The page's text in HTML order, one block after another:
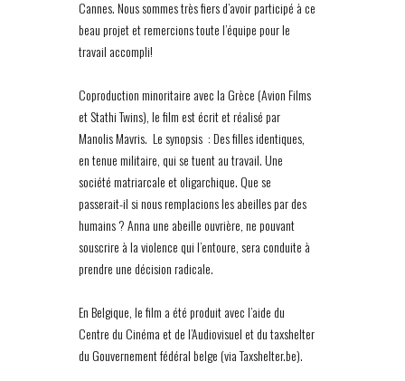
Cannes. Nous sommes très fiers d’avoir participé à ce
beau projet et remercions toute l’équipe pour le
travail accompli!
Coproduction minoritaire avec la Grèce (Avion Films
et Stathi Twins), le film est écrit et réalisé par
Manolis Mavris. Le synopsis : Des filles identiques,
en tenue militaire, qui se tuent au travail. Une
société matriarcale et oligarchique. Que se
passerait-il si nous remplacions les abeilles par des
humains ? Anna une abeille ouvrière, ne pouvant
souscrire à la violence qui l’entoure, sera conduite à
prendre une décision radicale.
En Belgique, le film a été produit avec l’aide du
Centre du Cinéma et de l’Audiovisuel et du taxshelter
du Gouvernement fédéral belge (via Taxshelter.be).